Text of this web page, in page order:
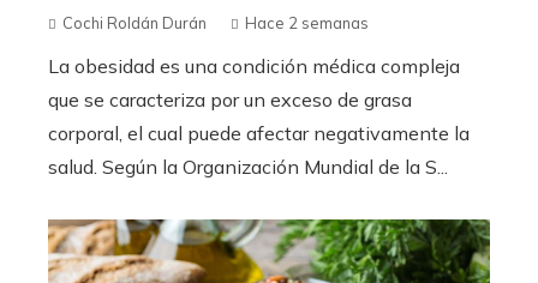
Cochi Roldán Durán Hace 2 semanas
La obesidad es una condición médica compleja
que se caracteriza por un exceso de grasa
corporal, el cual puede afectar negativamente la
salud. Según la Organización Mundial de la S...